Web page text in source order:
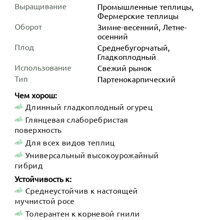
Выращивание
Промышленные теплицы,
Фермерские теплицы
Оборот
Зимне-весенний, Летне-
осенний
Плод
Среднебугорчатый,
Гладкоплодный
Использование
Свежий рынок
Тип
Партенокарпический
Чем хорош:
Длинный гладкоплодный огурец
Глянцевая слаборебристая
поверхность
Для всех видов теплиц
Универсальный высокоурожайный
гибрид
Устойчивость к:
Среднеустойчив к настоящей
мучнистой росе
Толерантен к корневой гнили